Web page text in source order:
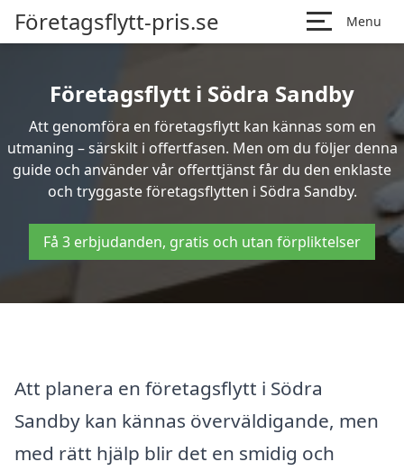
Företagsflytt-pris.se Menu
Företagsflytt i Södra Sandby
Att genomföra en företagsflytt kan kännas som en
utmaning – särskilt i offertfasen. Men om du följer denna
guide och använder vår offerttjänst får du den enklaste
och tryggaste företagsflytten i Södra Sandby.
Få 3 erbjudanden, gratis och utan förpliktelser
Att planera en företagsflytt i Södra
Sandby kan kännas överväldigande, men
med rätt hjälp blir det en smidig och